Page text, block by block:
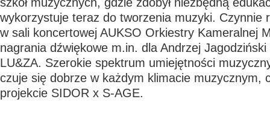
wykorzystuje teraz do tworzenia muzyki. Czynnie
w sali koncertowej AUKSO Orkiestry Kameralnej
nagrania dźwiękowe m.in. dla Andrzej
LU&ZA. Szerokie spektrum umiejętności
czuje się dobrze w każdym klimacie muzycznym,
projekcie SIDOR x S-AGE.